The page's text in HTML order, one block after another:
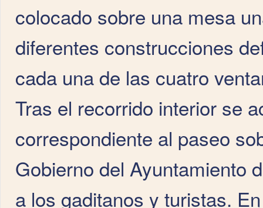
colocado sobre una mesa
diferentes construcciones
cada una de las cuatro
Tras el recorrido interior se
correspondiente al paseo
Gobierno del Ayuntamiento
a los gaditanos y turistas.